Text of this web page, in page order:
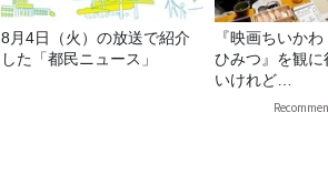
8月4日（火）の放送で紹介
した「都民ニュース」
『映画ちいか
ひみつ』を観
いけれど…